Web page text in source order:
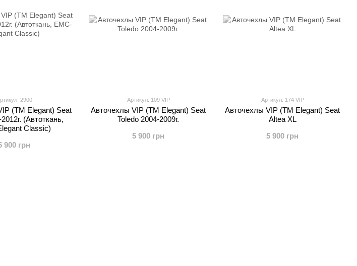
2900
(TM Elegant) Seat
(Автоткань,
Classic)
900 грн
Артикул: 109 VIP
Авточехлы VIP (TM Elegant) Seat
Toledo 2004-2009г.
5 900 грн
Артикул: 174 VIP
Авточехлы VIP (TM Elegant) Seat
Altea XL
5 900 грн